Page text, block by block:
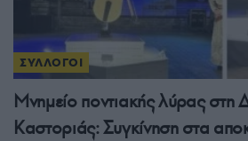
ΣΥΛΛΟΓΟΙ
Μνημείο ποντιακής λύρας στη
Καστοριάς: Συγκίνηση στα